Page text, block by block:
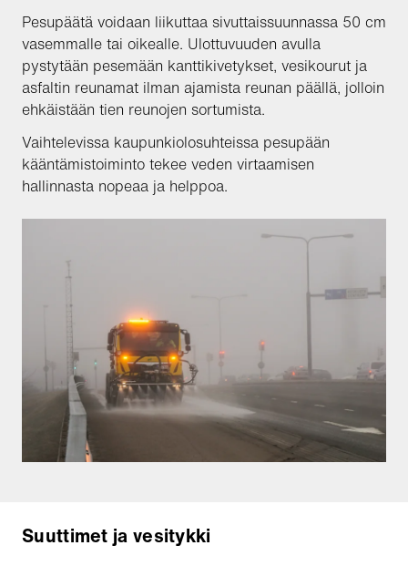
Pesupäätä voidaan liikuttaa sivuttaissuunnassa 50 cm
vasemmalle tai oikealle. Ulottuvuuden avulla
pystytään pesemään kanttikivetykset, vesikourut ja
asfaltin reunamat ilman ajamista reunan päällä, jolloin
ehkäistään tien reunojen sortumista.
Vaihtelevissa kaupunkiolosuhteissa pesupään
kääntämistoiminto tekee veden virtaamisen
hallinnasta nopeaa ja helppoa.
Suuttimet ja vesitykki